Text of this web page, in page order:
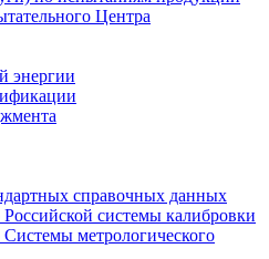
Центра
энергии
справочных данных
системы калибровки
метрологического